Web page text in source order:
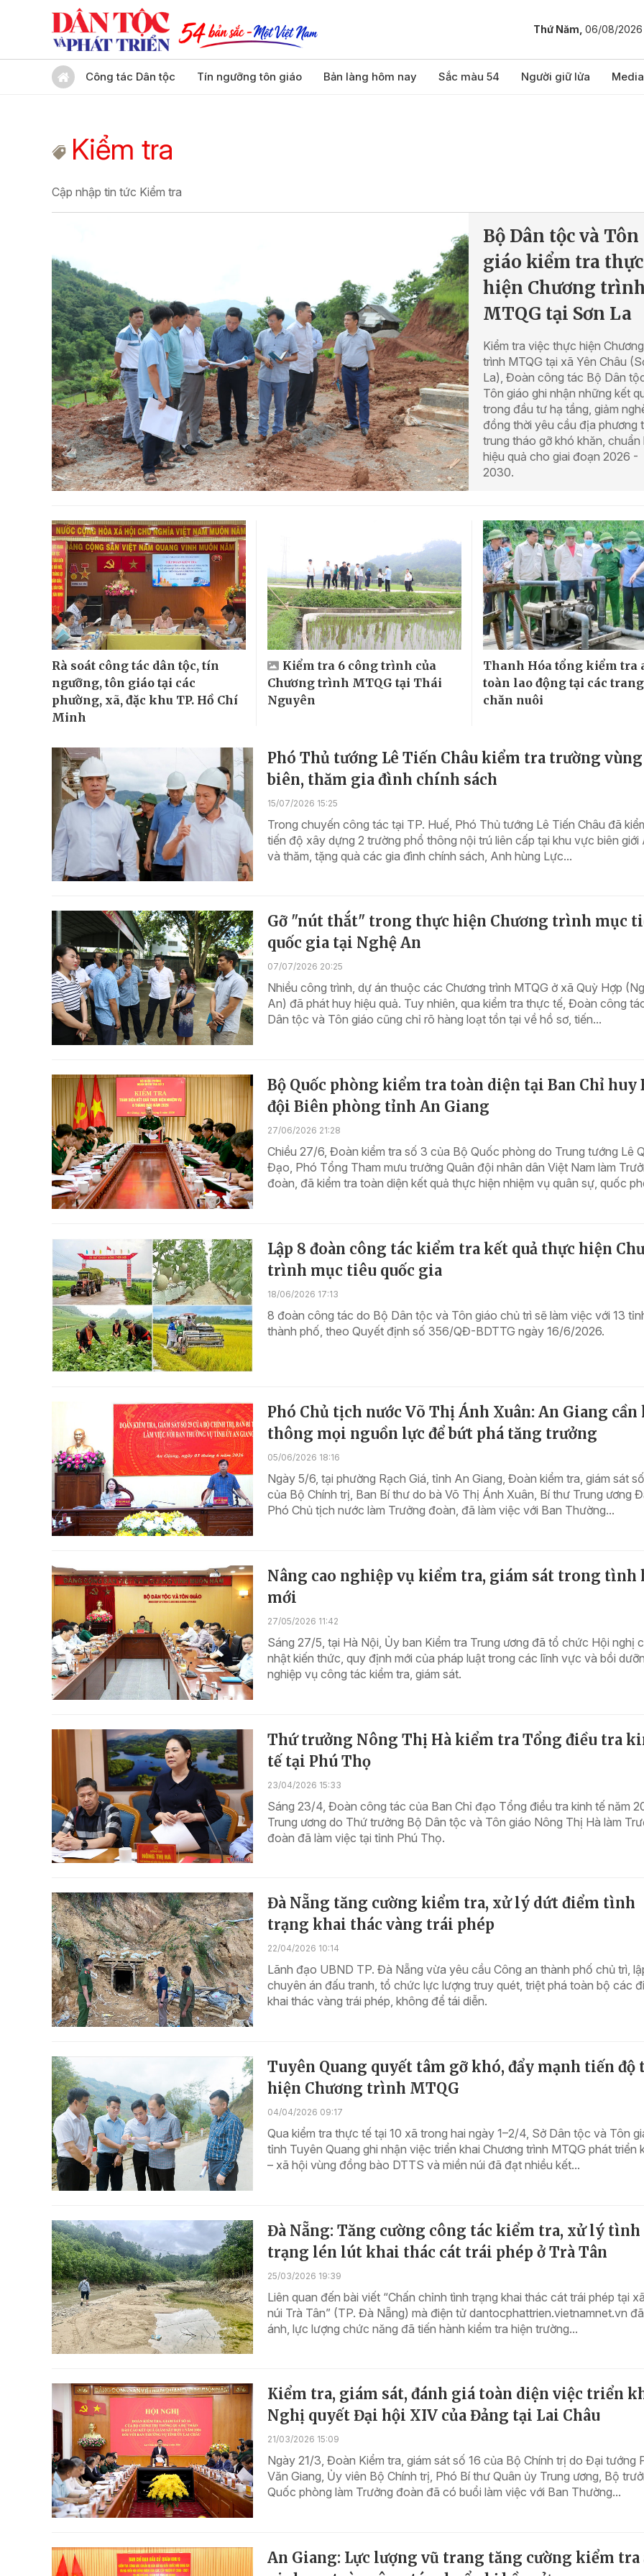
Thứ Năm, 06/08/2026
Công tác Dân tộc Tín ngưỡng tôn giáo Bản làng hôm nay Sắc màu 54 Người giữ lửa Media
Kiểm tra
Cập nhập tin tức Kiểm tra
Bộ Dân tộc và Tôn
giáo kiểm tra thực
hiện Chương
MTQG tại Sơn La
Kiểm tra việc thực hiện Chương
trình MTQG tại xã Yên Châu
La), Đoàn công tác Bộ Dân
Tôn giáo ghi nhận những kết
trong đầu tư hạ tầng, giảm
đồng thời yêu cầu địa phương
trung tháo gỡ khó khăn, chuẩn
hiệu quả cho giai đoạn 2026 -
2030.
Rà soát công tác dân tộc, tín
ngưỡng, tôn giáo tại các
phường, xã, đặc khu TP. Hồ Chí
Minh
Kiểm tra 6 công trình của
Chương trình MTQG tại Thái
Nguyên
Thanh Hóa tổng kiểm tra
toàn lao động tại các
chăn nuôi
Phó Thủ tướng Lê Tiến Châu kiểm tra trường vùng
biên, thăm gia đình chính sách
15/07/2026 15:25
Trong chuyến công tác tại TP. Huế, Phó Thủ tướng Lê Tiến Châu đã
tiến độ xây dựng 2 trường phổ thông nội trú liên cấp tại khu vực biên giới
và thăm, tặng quà các gia đình chính sách, Anh hùng Lực...
Gỡ "nút thắt" trong thực hiện Chương trình mục
quốc gia tại Nghệ An
07/07/2026 20:25
Nhiều công trình, dự án thuộc các Chương trình MTQG ở xã Quỳ Hợp
An) đã phát huy hiệu quả. Tuy nhiên, qua kiểm tra thực tế, Đoàn công
Dân tộc và Tôn giáo cũng chỉ rõ hàng loạt tồn tại về hồ sơ, tiến...
Bộ Quốc phòng kiểm tra toàn diện tại Ban Chỉ huy
đội Biên phòng tỉnh An Giang
27/06/2026 21:28
Chiều 27/6, Đoàn kiểm tra số 3 của Bộ Quốc phòng do Trung tướng Lê
Đạo, Phó Tổng Tham mưu trưởng Quân đội nhân dân Việt Nam làm
đoàn, đã kiểm tra toàn diện kết quả thực hiện nhiệm vụ quân sự, quốc
Lập 8 đoàn công tác kiểm tra kết quả thực hiện
trình mục tiêu quốc gia
18/06/2026 17:13
8 đoàn công tác do Bộ Dân tộc và Tôn giáo chủ trì sẽ làm việc với 13
thành phố, theo Quyết định số 356/QĐ-BDTTG ngày 16/6/2026.
Phó Chủ tịch nước Võ Thị Ánh Xuân: An Giang cần
thông mọi nguồn lực để bứt phá tăng trưởng
05/06/2026 18:16
Ngày 5/6, tại phường Rạch Giá, tỉnh An Giang, Đoàn kiểm tra, giám sát
của Bộ Chính trị, Ban Bí thư do bà Võ Thị Ánh Xuân, Bí thư Trung ương
Phó Chủ tịch nước làm Trưởng đoàn, đã làm việc với Ban Thường...
Nâng cao nghiệp vụ kiểm tra, giám sát trong tình
mới
27/05/2026 11:42
Sáng 27/5, tại Hà Nội, Ủy ban Kiểm tra Trung ương đã tổ chức Hội nghị
nhật kiến thức, quy định mới của pháp luật trong các lĩnh vực và bồi
nghiệp vụ công tác kiểm tra, giám sát.
Thứ trưởng Nông Thị Hà kiểm tra Tổng điều tra
tế tại Phú Thọ
23/04/2026 15:33
Sáng 23/4, Đoàn công tác của Ban Chỉ đạo Tổng điều tra kinh tế năm
Trung ương do Thứ trưởng Bộ Dân tộc và Tôn giáo Nông Thị Hà làm
đoàn đã làm việc tại tỉnh Phú Thọ.
Đà Nẵng tăng cường kiểm tra, xử lý dứt điểm tình
trạng khai thác vàng trái phép
22/04/2026 10:14
Lãnh đạo UBND TP. Đà Nẵng vừa yêu cầu Công an thành phố chủ trì,
chuyên án đấu tranh, tổ chức lực lượng truy quét, triệt phá toàn bộ các
khai thác vàng trái phép, không để tái diễn.
Tuyên Quang quyết tâm gỡ khó, đẩy mạnh tiến độ
hiện Chương trình MTQG
04/04/2026 09:17
Qua kiểm tra thực tế tại 10 xã trong hai ngày 1–2/4, Sở Dân tộc và Tôn
tỉnh Tuyên Quang ghi nhận việc triển khai Chương trình MTQG phát triển
– xã hội vùng đồng bào DTTS và miền núi đã đạt nhiều kết...
Đà Nẵng: Tăng cường công tác kiểm tra, xử lý tình
trạng lén lút khai thác cát trái phép ở Trà Tân
25/03/2026 19:39
Liên quan đến bài viết “Chấn chỉnh tình trạng khai thác cát trái phép tại
núi Trà Tân” (TP. Đà Nẵng) mà điện tử dantocphattrien.vietnamnet.vn
ánh, lực lượng chức năng đã tiến hành kiểm tra hiện trường...
Kiểm tra, giám sát, đánh giá toàn diện việc triển
Nghị quyết Đại hội XIV của Đảng tại Lai Châu
21/03/2026 15:09
Ngày 21/3, Đoàn Kiểm tra, giám sát số 16 của Bộ Chính trị do Đại tướng
Văn Giang, Ủy viên Bộ Chính trị, Phó Bí thư Quân ủy Trung ương, Bộ
Quốc phòng làm Trưởng đoàn đã có buổi làm việc với Ban Thường...
An Giang: Lực lượng vũ trang tăng cường kiểm tra